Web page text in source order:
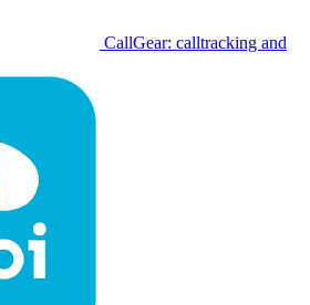
CallGear: calltracking and